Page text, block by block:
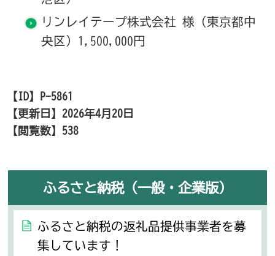
リンレイテープ株式会社 様 (東京都中
央区）1,500,000円
【ID】
P-5861
【更新日】 2026年4月20日
【閲覧数】 538
ふるさと納税（一般・企業版）
ふるさと納税の返礼品提供事業者を募
集しています！